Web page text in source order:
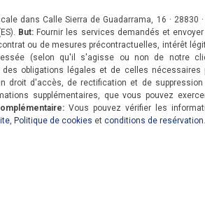
dans Calle Sierra de Guadarrama, 16 · 28830 ·
But: Fournir les services demandés et
ou de mesures précontractuelles, intérêt
(selon qu'il s'agisse ou non de notre
obligations légales et de celles nécessaires
droit d'accès, de rectification et de suppression
supplémentaires, que vous pouvez
Vous pouvez vérifier les
Politique de cookies et conditions de resérvation